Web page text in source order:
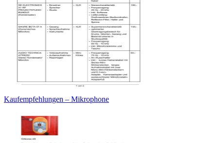
Kaufempfehlungen – Mikrophone